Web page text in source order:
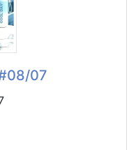
成分，溫和不殘留
公共場所外在環境
、餵食嬰幼兒前、
、如
罐讓你好安心
07